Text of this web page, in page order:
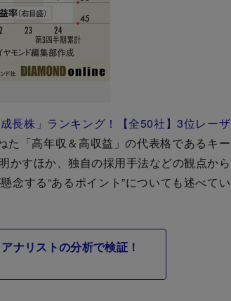
長株」ランキング！【全50社】3位レーザ
た「高年収＆高収益」の代表格であるキー
かすほか、独自の採用手法などの観点から
念する“あるポイント”についても述べてい
ナリストの分析で検証！